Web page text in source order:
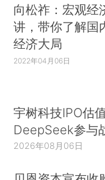
向松祚：宏观经
讲，带你了解国
经济大局
2022年04月06日
宇树科技IPO估
DeepSeek参与
2026年08月06日